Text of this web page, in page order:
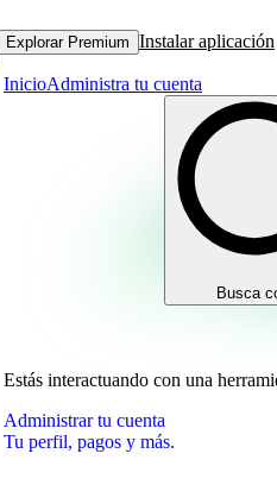
Explorar Premium Instalar aplicación
InicioAdministra tu cuenta
Busca
Estás interactuando con una
Administrar tu cuenta
Tu perfil, pagos y más.